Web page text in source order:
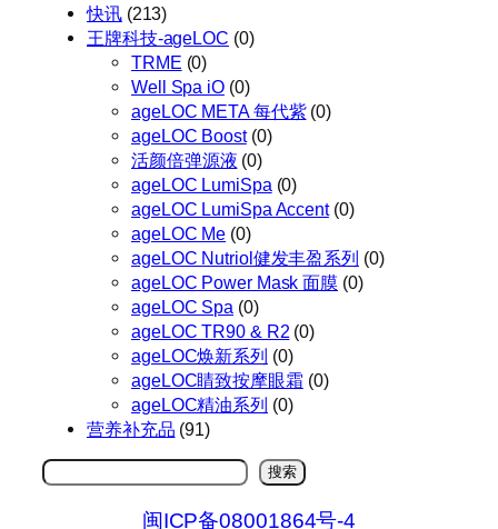
快讯(213)
王牌科技-ageLOC (0)
TRME (0)
Well Spa iO(0)
ageLOC META 每代紫(0)
ageLOC Boost(0)
活颜倍弹源液 (0)
ageLOC LumiSpa (0)
ageLOC LumiSpa Accent(0)
ageLOC Me (0)
ageLOC Nutriol健发丰盈系列 (0)
ageLOC Power Mask 面膜 (0)
ageLOC Spa (0)
ageLOC TR90 & R2 (0)
ageLOC焕新系列 (0)
ageLOC睛致按摩眼霜 (0)
ageLOC精油系列 (0)
营养补充品 (91)
搜
搜索
闽ICP备08001864号-4